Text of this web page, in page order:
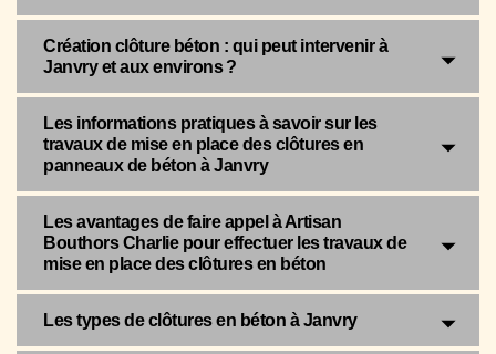
Création clôture béton : qui peut intervenir à
Janvry et aux environs ?
Les informations pratiques à savoir sur les
travaux de mise en place des clôtures en
panneaux de béton à Janvry
Les avantages de faire appel à Artisan
Bouthors Charlie pour effectuer les travaux de
mise en place des clôtures en béton
Les types de clôtures en béton à Janvry